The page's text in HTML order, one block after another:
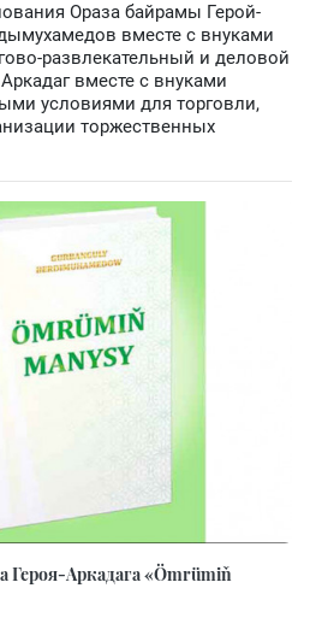
Ораза байрамы Герой-
вместе с внуками
развлекательный и деловой
вместе с внуками
условиями для торговли,
торжественных
Героя-Аркадага «Ömrümiň